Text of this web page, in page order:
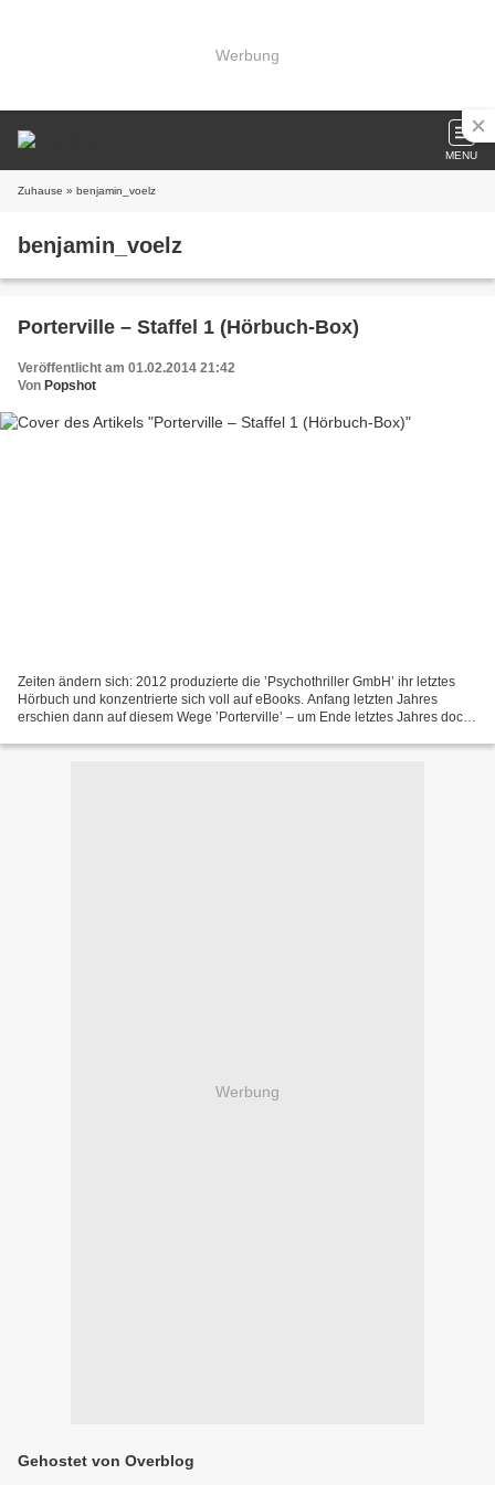
Werbung
MENU
Zuhause » benjamin_voelz
benjamin_voelz
Porterville – Staffel 1 (Hörbuch-Box)
Veröffentlicht am 01.02.2014 21:42
Von Popshot
Zeiten ändern sich: 2012 produzierte die ’Psychothriller GmbH’ ihr letztes
Hörbuch und konzentrierte sich voll auf eBooks. Anfang letzten Jahres
erschien dann auf diesem Wege ’Porterville’ – um Ende letztes Jahres doch
Werbung
Gehostet von Overblog